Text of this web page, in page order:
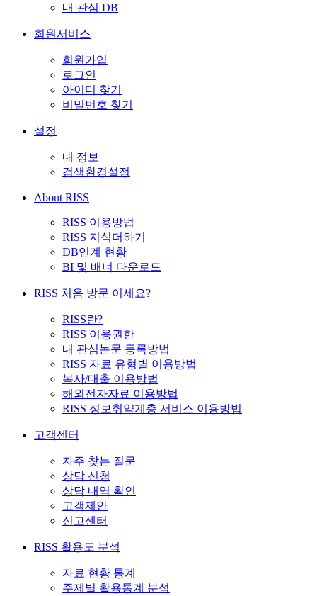
내 관심 DB
회원서비스
회원가입
로그인
아이디 찾기
비밀번호 찾기
설정
내 정보
검색환경설정
About RISS
RISS 이용방법
RISS 지식더하기
DB연계 현황
BI 및 배너 다운로드
RISS 처음 방문 이세요?
RISS란?
RISS 이용권한
내 관심논문 등록방법
RISS 자료 유형별 이용방법
복사/대출 이용방법
해외전자자료 이용방법
RISS 정보취약계층 서비스 이용방법
고객센터
자주 찾는 질문
상담 신청
상담 내역 확인
고객제안
신고센터
RISS 활용도 분석
자료 현황 통계
주제별 활용통계 분석